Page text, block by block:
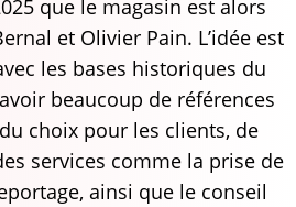
que le magasin est alors
et Olivier Pain. L’idée est
les bases historiques du
beaucoup de références
choix pour les clients, de
services comme la prise de
ainsi que le conseil